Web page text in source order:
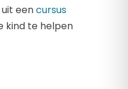
eencursus
kind te helpen